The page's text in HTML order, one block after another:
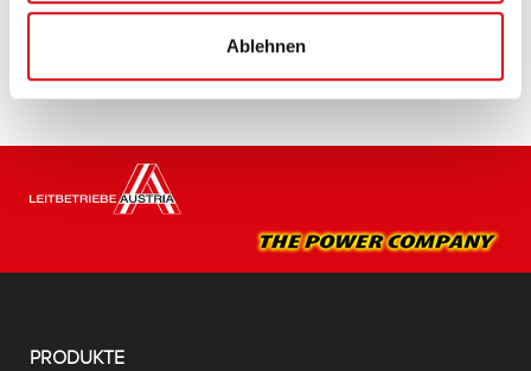
Ablehnen
HÄNDLER & EINBAUSERVICE >
PRODUKTE